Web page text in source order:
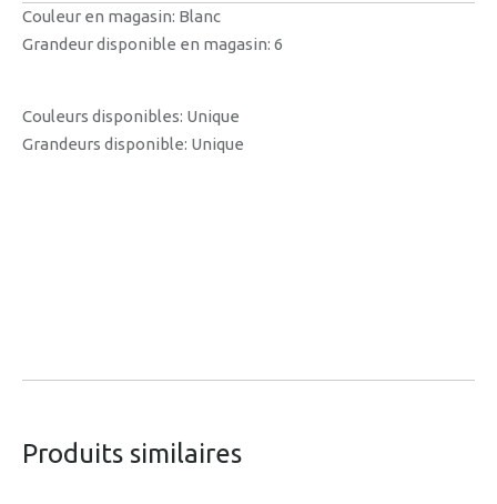
Couleur en magasin: Blanc
Grandeur disponible en magasin: 6
Couleurs disponibles: Unique
Grandeurs disponible: Unique
Produits similaires